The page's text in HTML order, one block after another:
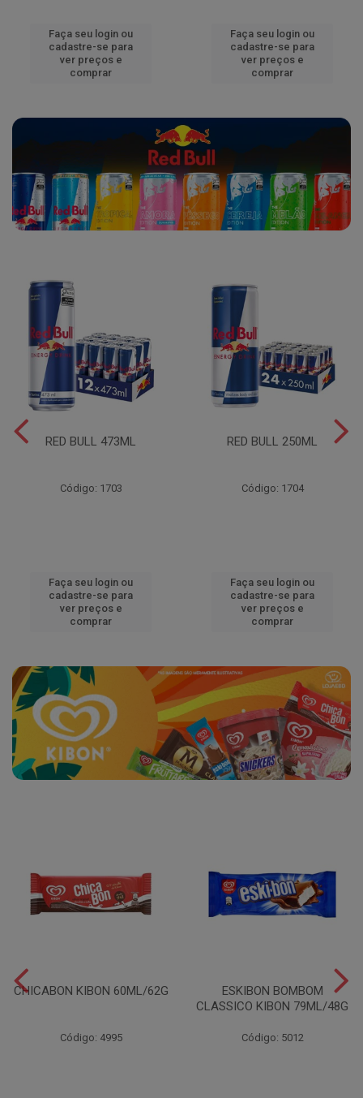
Faça seu login ou
cadastre-se para
ver preços e
comprar
Faça seu login ou
cadastre-se para
ver preços e
comprar
RED BULL 473ML
Código: 1703
Faça seu login ou
cadastre-se para
ver preços e
comprar
RED BULL 250ML
Código: 1704
Faça seu login ou
cadastre-se para
ver preços e
comprar
CHICABON KIBON 60ML/62G
Código: 4995
ESKIBON BOMBOM
CLASSICO KIBON 79ML/48G
Código: 5012